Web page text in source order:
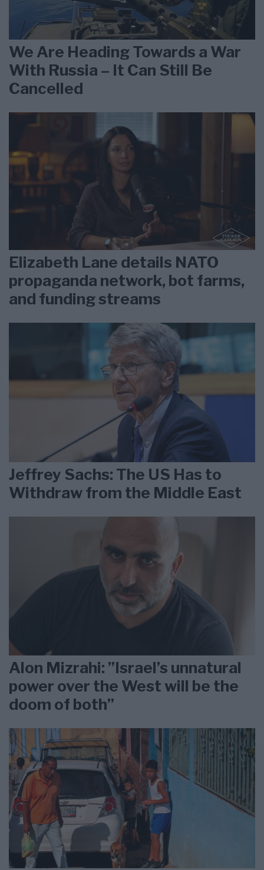
We Are Heading Towards a War
With Russia – It Can Still Be
Cancelled
Elizabeth Lane details NATO
propaganda network, bot farms,
and funding streams
Jeffrey Sachs: The US Has to
Withdraw from the Middle East
Alon Mizrahi: ”Israel’s unnatural
power over the West will be the
doom of both”